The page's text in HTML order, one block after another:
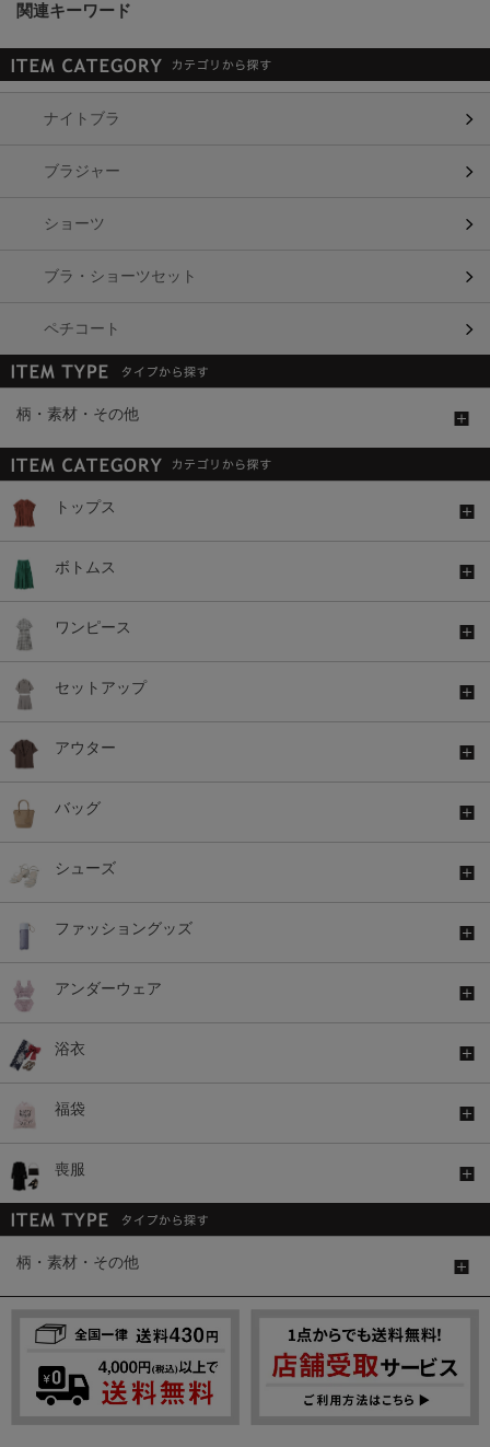
関連キーワード
ナイトブラ
ブラジャー
ショーツ
ブラ・ショーツセット
ペチコート
柄・素材・その他
トップス
ボトムス
ワンピース
セットアップ
アウター
バッグ
シューズ
ファッショングッズ
アンダーウェア
浴衣
福袋
喪服
柄・素材・その他